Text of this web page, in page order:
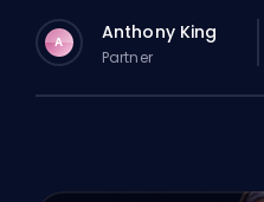
A Anthony King
Partner